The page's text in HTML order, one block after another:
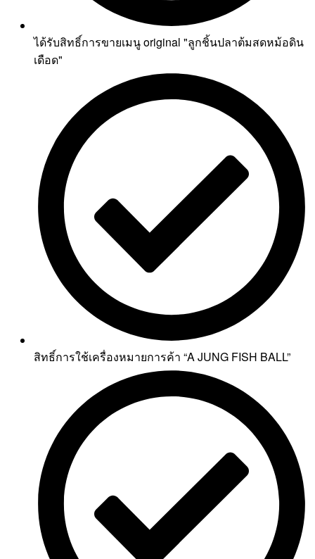
ได้รับสิทธิ์การขายเมนู original "ลูกชิ้นปลาต้มสดหม้อดิน
เดือด"
สิทธิ์การใช้เครื่องหมายการค้า “A JUNG FISH BALL”